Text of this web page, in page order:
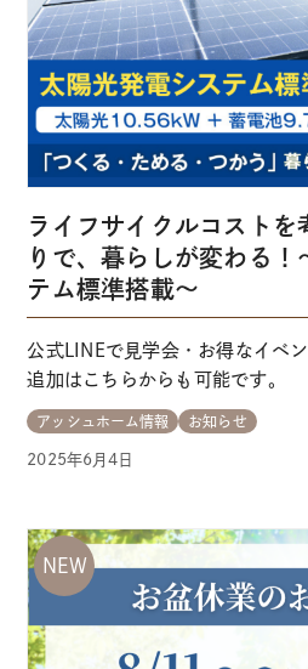
ライフサイクルコストを
りで、暮らしが変わる！
テム標準搭載～
公式LINEで見学会・お得なイベ
追加はこちらからも可能です。
2025年6月4日
アッシュホーム情報 お知らせ
NEW